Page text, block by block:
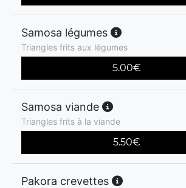
Samosa légumes
Triangles frits aux légumes
5.00€
Samosa viande
Triangles frits à la viande
5.50€
Pakora crevettes